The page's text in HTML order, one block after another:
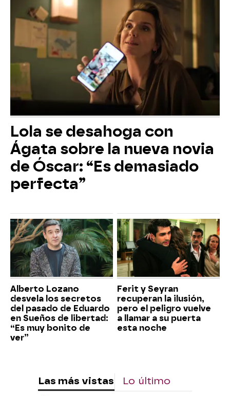
Lola se desahoga con
Ágata sobre la nueva novia
de Óscar: “Es demasiado
perfecta”
Alberto Lozano
desvela los secretos
del pasado de Eduardo
en Sueños de libertad:
“Es muy bonito de
ver”
Ferit y Seyran
recuperan la ilusión,
pero el peligro vuelve
a llamar a su puerta
esta noche
Las más vistas Lo último